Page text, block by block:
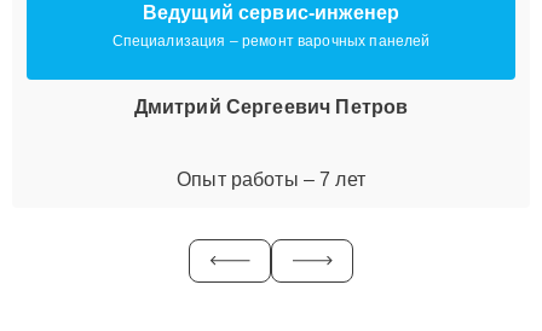
Ведущий сервис-инженер
Специализация – ремонт варочных панелей
Дмитрий Сергеевич Петров
Опыт работы – 7 лет